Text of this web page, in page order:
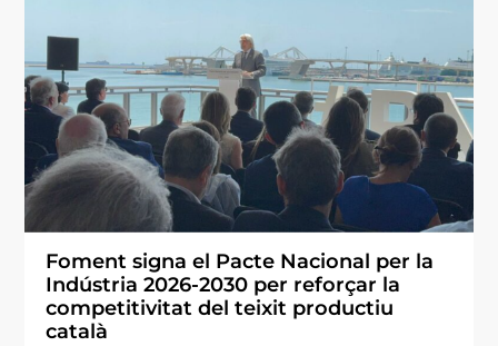
Foment signa el Pacte Nacional per la
Indústria 2026-2030 per reforçar la
competitivitat del teixit productiu
català